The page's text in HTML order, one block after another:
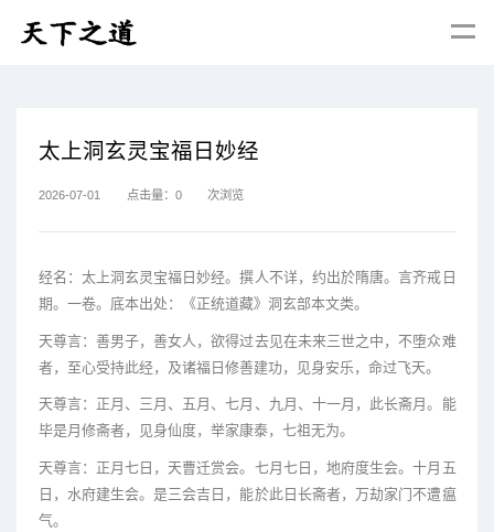
太上洞玄灵宝福日妙经
2026-07-01 点击量： 0 次浏览
经名：太上洞玄灵宝福日妙经。撰人不详，约出於隋唐。言齐戒日
期。一卷。底本出处：《正统道藏》洞玄部本文类。
天尊言：善男子，善女人，欲得过去见在未来三世之中，不堕众难
者，至心受持此经，及诸福日修善建功，见身安乐，命过飞天。
天尊言：正月、三月、五月、七月、九月、十一月，此长斋月。能
毕是月修斋者，见身仙度，举家康泰，七祖无为。
天尊言：正月七日，天曹迁赏会。七月七日，地府度生会。十月五
日，水府建生会。是三会吉日，能於此日长斋者，万劫家门不遭瘟
气。